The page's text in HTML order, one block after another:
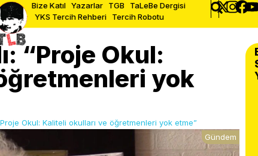
Bize Katıl Yazarlar TGB TaLeBe Dergisi
YKS Tercih Rehberi Tercih Robotu
“Proje Okul:
yok
Okul: Kaliteli okulları ve öğretmenleri yok etme”
Gündem